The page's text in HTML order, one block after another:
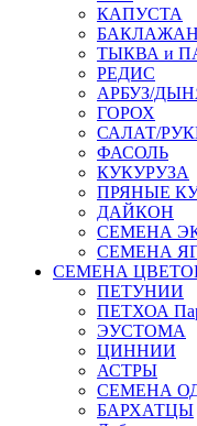
КАПУСТА
ТЫКВА и
РЕДИС
АРБУЗ/
ГОРОХ
САЛАТ/
ФАСОЛЬ
КУКУРУЗА
ПРЯНЫЕ
ДАЙКОН
СЕМЕНА
СЕМЕНА
СЕМЕНА
ПЕТУНИИ
ПЕТХОА
ЭУСТОМА
ЦИННИИ
АСТРЫ
СЕМЕНА
БАРХАТЦЫ